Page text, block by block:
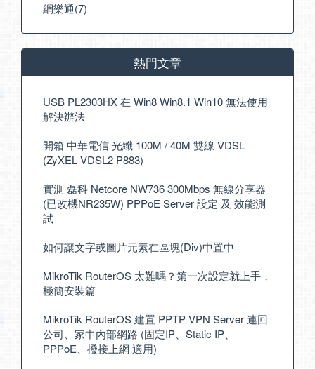
網樂通(7)
熱門文章
USB PL2303HX 在 Win8 Win8.1 Win10 無法使用
解決辦法
開箱 中華電信 光纖 100M / 40M 雙線 VDSL
(ZyXEL VDSL2 P883)
實測 磊科 Netcore NW736 300Mbps 無線分享器
(已改機NR235W) PPPoE Server 設定 及 效能測
試
如何讓文字或圖片元素在區塊(Div)中置中
MikroTik RouterOS 太難嗎？第一次設定就上手，
極簡安裝篇
MikroTik RouterOS 建置 PPTP VPN Server 連回
公司、家中內部網路 (固定IP、Static IP、
PPPoE、撥接上網 適用)